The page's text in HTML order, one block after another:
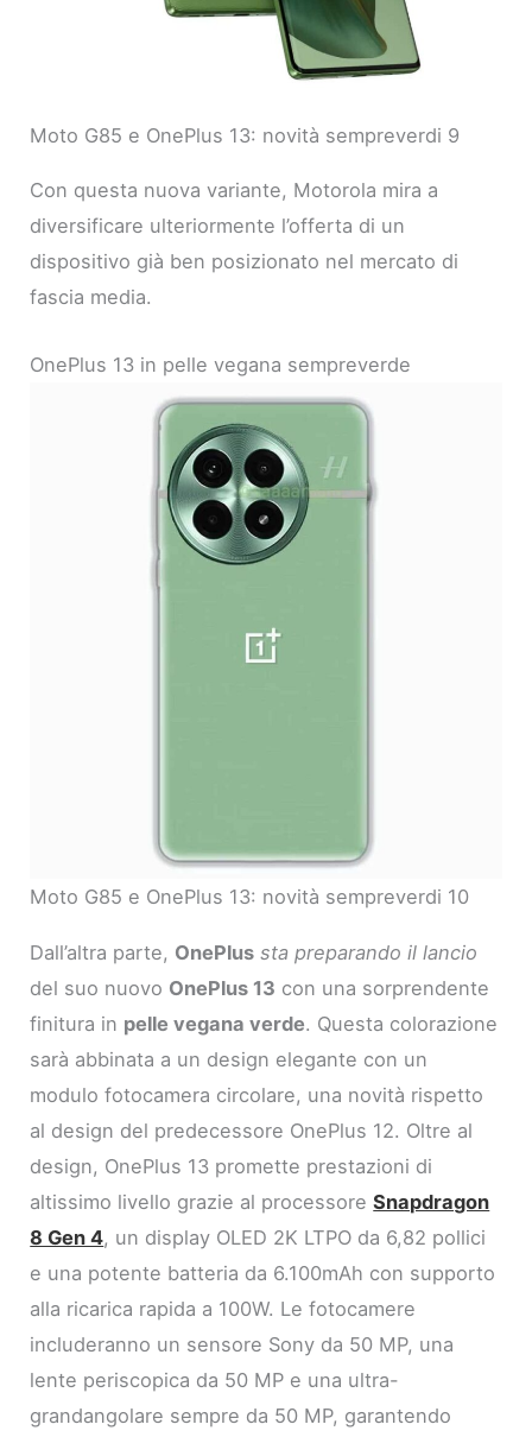
Moto G85 e OnePlus 13: novità sempreverdi 9
Con questa nuova variante, Motorola mira a
diversificare ulteriormente l’offerta di un
dispositivo già ben posizionato nel mercato di
fascia media.
OnePlus 13 in pelle vegana sempreverde
Moto G85 e OnePlus 13: novità sempreverdi 10
Dall’altra parte, OnePlus sta preparando il lancio
del suo nuovo OnePlus 13 con una sorprendente
finitura in pelle vegana verde. Questa colorazione
sarà abbinata a un design elegante con un
modulo fotocamera circolare, una novità rispetto
al design del predecessore OnePlus 12. Oltre al
design, OnePlus 13 promette prestazioni di
altissimo livello grazie al processoreSnapdragon
8 Gen 4, un display OLED 2K LTPO da 6,82 pollici
e una potente batteria da 6.100mAh con supporto
alla ricarica rapida a 100W. Le fotocamere
includeranno un sensore Sony da 50 MP, una
lente periscopica da 50 MP e una ultra-
grandangolare sempre da 50 MP, garantendo